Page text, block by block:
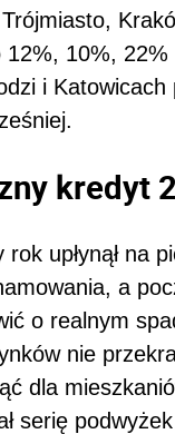
12%, 10%,
i
kredyt
rok upłynął
a
o realnym
nie
dla
serię